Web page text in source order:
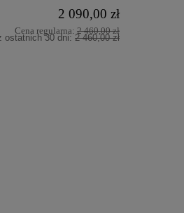
2 090,00 zł
Cena regularna: 2 460,00 zł
ostatnich 30 dni: 2 460,00 zł